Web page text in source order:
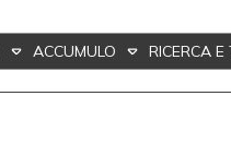
ACCUMULO RICERCA